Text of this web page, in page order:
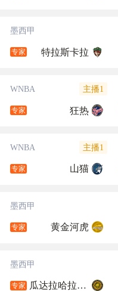
墨西甲
专家 特拉斯卡拉
WNBA 主播1
专家 狂热
WNBA 主播1
专家 山猫
墨西甲
专家 黄金河虎
墨西甲
专家 瓜达拉哈拉大学